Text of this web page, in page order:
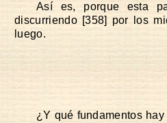
Así es, porque esta
discurriendo [358] por los
luego.
¿Y qué fundamentos